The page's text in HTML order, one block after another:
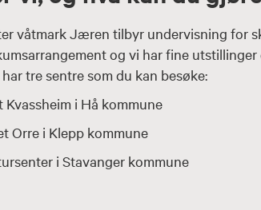
våtmark Jæren tilbyr undervisning for
og vi har fine utstillinger
tre sentre som du kan besøke:
i Hå kommune
Orre i Klepp kommune
i Stavanger kommune